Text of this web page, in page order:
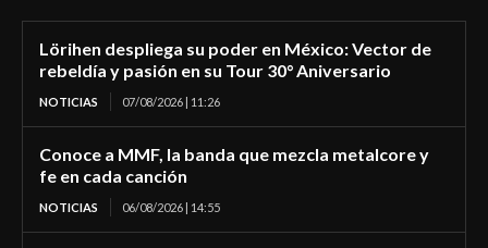
Lörihen despliega su poder en México: Vector de
rebeldía y pasión en su Tour 30° Aniversario
NOTICIAS 07/08/2026 | 11:26
Conoce a MMF, la banda que mezcla metalcore y
fe en cada canción
NOTICIAS 06/08/2026 | 14:55